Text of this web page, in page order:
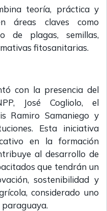
teoría, práctica y
áreas claves como
de plagas, semillas,
fitosanitarias.
con la presencia del
José Cogliolo, el
Ramiro Samaniego y
Esta iniciativa
en la formación
al desarrollo de
que tendrán un
sostenibilidad y
considerado uno
paraguaya.